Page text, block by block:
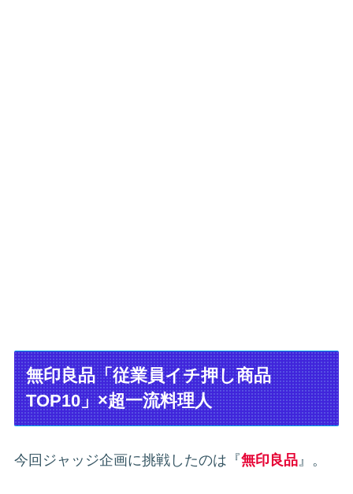
無印良品「従業員イチ押し商品
TOP10」×超一流料理人
今回ジャッジ企画に挑戦したのは『無印良品』。